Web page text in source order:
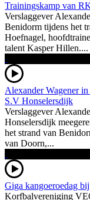
Trainingskamp van
Verslaggever
Benidorm tijdens het
Hoefnagel,
talent Kasper Hillen....
Alexander Wagener
S.V Honselersdijk
Verslaggever
Honselersdijk
het strand van
van Doorn,...
Giga kangoeroedag
Korfbalvereniging